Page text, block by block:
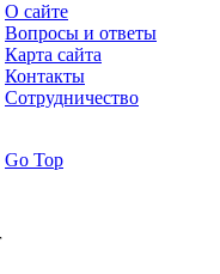
О сайте
Вопросы и ответы
Карта сайта
Контакты
Сотрудничество
Go Top